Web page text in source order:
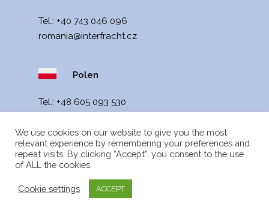
Tel.: +40 743 046 096
romania@interfracht.cz
Polen
Tel.: +48 605 093 530
HILFREICHE LINKS
Aktualitäten
We use cookies on our website to give you the most
relevant experience by remembering your preferences and
repeat visits. By clicking “Accept”, you consent to the use
of ALL the cookies.
Cookie settings ACCEPT